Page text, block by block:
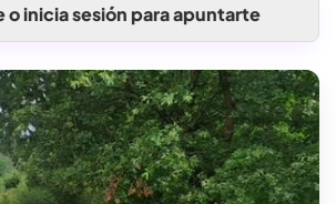
o inicia sesión para apuntarte